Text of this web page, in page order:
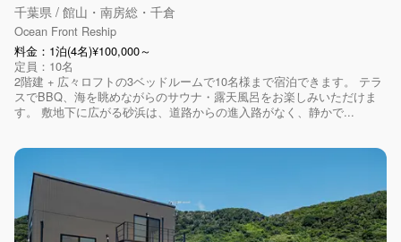
千葉県 / 館山・南房総・千倉
Ocean Front Reship
料金：1泊(4名)¥100,000～
定員：10名
2階建 + 広々ロフトの3ベッドルームで10名様まで宿泊できます。 テラ
スでBBQ、海を眺めながらのサウナ・露天風呂をお楽しみいただけま
す。 敷地下に広がる砂浜は、道路からの進入路がなく、静かで...